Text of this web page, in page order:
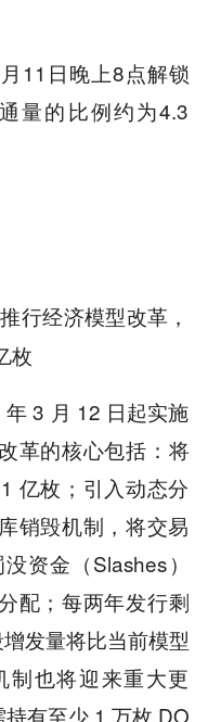
11日晚上8点解锁
量的比例约为4.3
行经济模型改革，
枚
3 月 12 日起实施
革的核心包括：将
亿枚；引入动态分
销毁机制，将交易
资金（Slashes）
配；每两年发行剩
发量将比当前模型
制也将迎来重大更
有至少 1 万枚 DO